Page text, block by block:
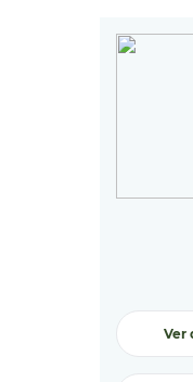
Ver